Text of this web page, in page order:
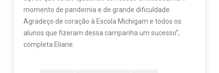
momento de pandemia e de grande dificuldade.
Agradeço de coração à Escola Michigam e todos os
alunos que fizeram dessa campanha um sucesso”,
completa Eliane.